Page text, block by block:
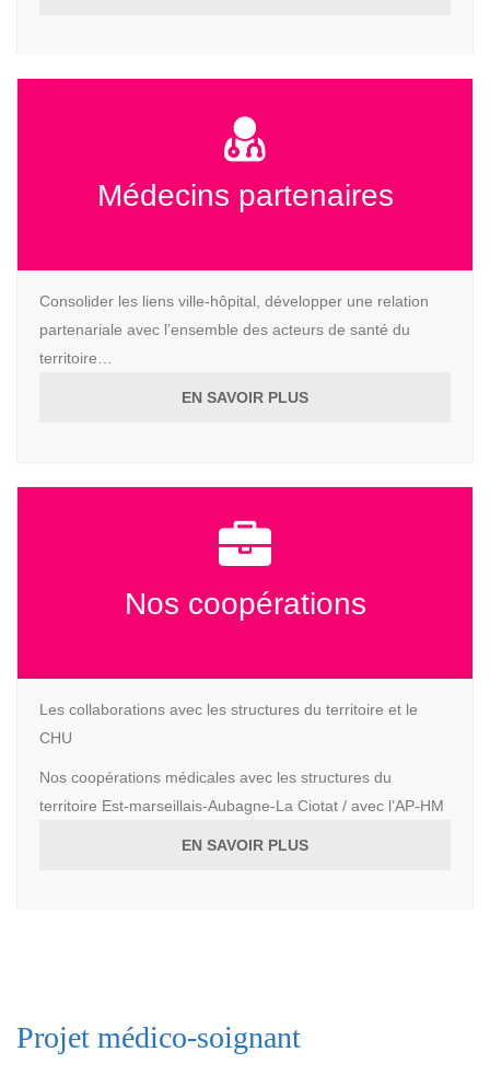
Médecins partenaires
Consolider les liens ville-hôpital, développer une relation
partenariale avec l’ensemble des acteurs de santé du
territoire…
EN SAVOIR PLUS
Nos coopérations
Les collaborations avec les structures du territoire et le
CHU
Nos coopérations médicales avec les structures du
territoire Est-marseillais-Aubagne-La Ciotat / avec l’AP-HM
EN SAVOIR PLUS
Projet médico-soignant